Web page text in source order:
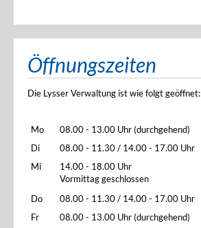
Öffnungszeiten
Die Lysser Verwaltung ist wie folgt geöffnet:
Mo
08.00 - 13.00 Uhr (durchgehend)
Di
08.00 - 11.30 / 14.00 - 17.00 Uhr
Mi
14.00 - 18.00 Uhr
Vormittag geschlossen
Do
08.00 - 11.30 / 14.00 - 17.00 Uhr
Fr
08.00 - 13.00 Uhr (durchgehend)